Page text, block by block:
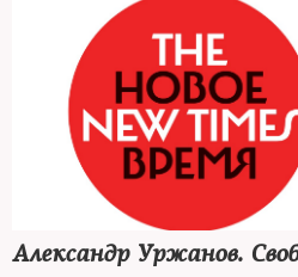
Александр Уржанов.